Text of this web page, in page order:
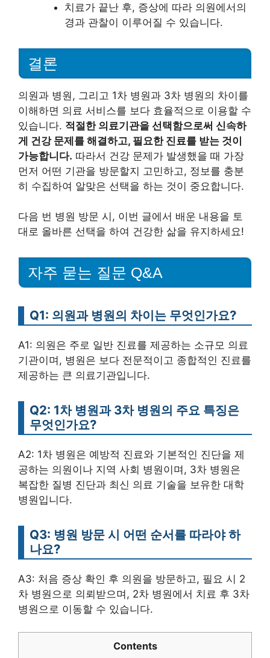
치료가 끝난 후, 증상에 따라 의원에서의
경과 관찰이 이루어질 수 있습니다.
결론
의원과 병원, 그리고 1차 병원과 3차 병원의 차이를
이해하면 의료 서비스를 보다 효율적으로 이용할 수
있습니다. 적절한 의료기관을 선택함으로써 신속하
게 건강 문제를 해결하고, 필요한 진료를 받는 것이
가능합니다. 따라서 건강 문제가 발생했을 때 가장
먼저 어떤 기관을 방문할지 고민하고, 정보를 충분
히 수집하여 알맞은 선택을 하는 것이 중요합니다.
다음 번 병원 방문 시, 이번 글에서 배운 내용을 토
대로 올바른 선택을 하여 건강한 삶을 유지하세요!
자주 묻는 질문 Q&A
Q1: 의원과 병원의 차이는 무엇인가요?
A1: 의원은 주로 일반 진료를 제공하는 소규모 의료
기관이며, 병원은 보다 전문적이고 종합적인 진료를
제공하는 큰 의료기관입니다.
Q2: 1차 병원과 3차 병원의 주요 특징은
무엇인가요?
A2: 1차 병원은 예방적 진료와 기본적인 진단을 제
공하는 의원이나 지역 사회 병원이며, 3차 병원은
복잡한 질병 진단과 최신 의료 기술을 보유한 대학
병원입니다.
Q3: 병원 방문 시 어떤 순서를 따라야 하
나요?
A3: 처음 증상 확인 후 의원을 방문하고, 필요 시 2
차 병원으로 의뢰받으며, 2차 병원에서 치료 후 3차
병원으로 이동할 수 있습니다.
Contents